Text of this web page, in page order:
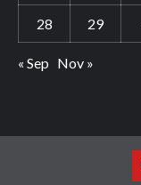
28 29
« Sep Nov »